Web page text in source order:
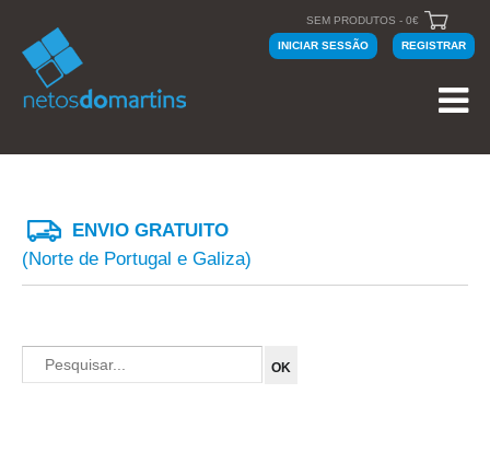
SEM PRODUTOS - 0€
INICIAR SESSÃO REGISTRAR
ENVIO GRATUITO
(Norte de Portugal e Galiza)